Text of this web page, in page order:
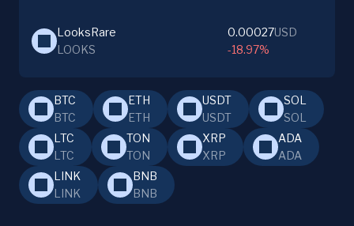
LooksRare
LOOKS
0.00027USD
-18.97%
BTC
BTC
ETH
ETH
USDT
USDT
SOL
SOL
LTC
LTC
TON
TON
XRP
XRP
ADA
ADA
LINK
LINK
BNB
BNB